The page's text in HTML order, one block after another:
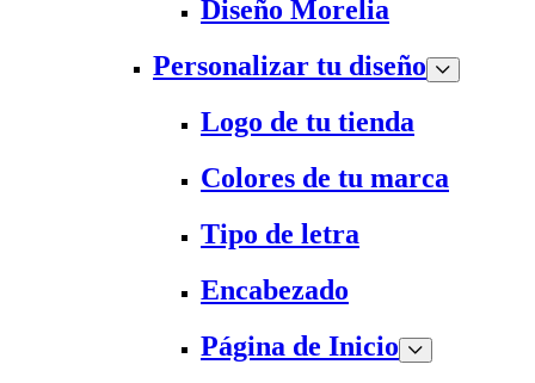
Diseño Morelia
Personalizar tu diseño
Logo de tu tienda
Colores de tu marca
Tipo de letra
Encabezado
Página de Inicio